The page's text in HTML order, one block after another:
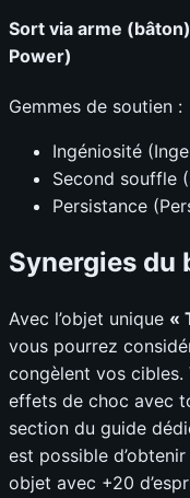
Sort via arme
Power)
Gemmes de soutien :
Ingéniosité
Second souffle
Persistance
Synergies du
Avec l’objet unique «
vous pourrez
congèlent vos cibles.
effets de choc avec
section du guide
est possible
objet avec +20